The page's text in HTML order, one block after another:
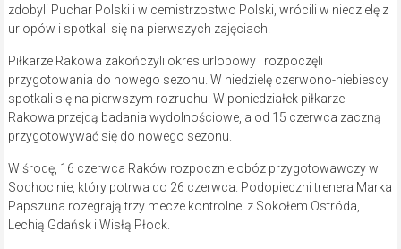
zdobyli Puchar Polski i wicemistrzostwo Polski, wrócili w niedzielę z
urlopów i spotkali się na pierwszych zajęciach.
Piłkarze Rakowa zakończyli okres urlopowy i rozpoczęli
przygotowania do nowego sezonu. W niedzielę czerwono-niebiescy
spotkali się na pierwszym rozruchu. W poniedziałek piłkarze
Rakowa przejdą badania wydolnościowe, a od 15 czerwca zaczną
przygotowywać się do nowego sezonu.
W środę, 16 czerwca Raków rozpocznie obóz przygotowawczy w
Sochocinie, który potrwa do 26 czerwca. Podopieczni trenera Marka
Papszuna rozegrają trzy mecze kontrolne: z Sokołem Ostróda,
Lechią Gdańsk i Wisłą Płock.